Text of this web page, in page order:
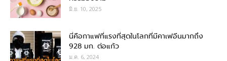
มิ.ย. 10, 2025
นี่คือกาแฟที่แรงที่สุดในโลกที่มีคาเฟอีนมากถึง
928 มก. ต่อแก้ว
ม.ค. 6, 2024